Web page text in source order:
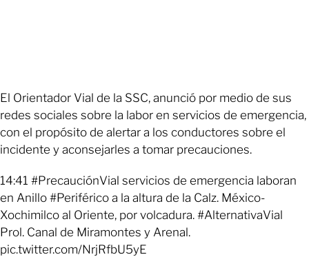
El Orientador Vial de la SSC, anunció por medio de sus
redes sociales sobre la labor en servicios de emergencia,
con el propósito de alertar a los conductores sobre el
incidente y aconsejarles a tomar precauciones.
14:41 #PrecauciónVial servicios de emergencia laboran
en Anillo #Periférico a la altura de la Calz. México-
Xochimilco al Oriente, por volcadura. #AlternativaVial
Prol. Canal de Miramontes y Arenal.
pic.twitter.com/NrjRfbU5yE